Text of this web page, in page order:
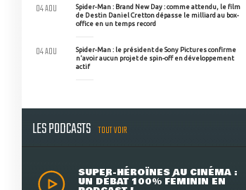
Spider-Man : Brand New Day : comme attendu, le film
de Destin Daniel Cretton dépasse le milliard au box-
office en un temps record
04 AOU
Spider-Man : le président de Sony Pictures confirme
n'avoir aucun projet de spin-off en développement
actif
04 AOU
LES PODCASTS TOUT VOIR
SUPER-HÉROÏNES AU CINÉMA :
UN DÉBAT 100% FÉMININ EN